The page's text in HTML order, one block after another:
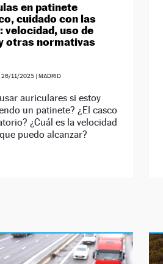
en patinete
cuidado con las
velocidad, uso de
otras normativas
26/11/2025 | MADRID
auriculares si estoy
un patinete? ¿El casco
¿Cuál es la velocidad
puedo alcanzar?